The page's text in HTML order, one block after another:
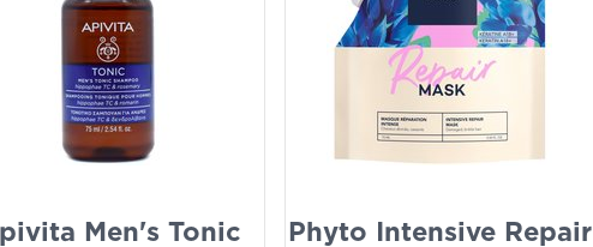
Men's Tonic Phyto Intensive Repair